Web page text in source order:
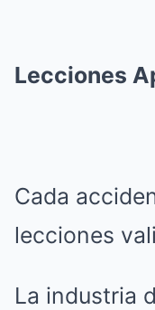
Lecciones
Cada
lecciones
La industria